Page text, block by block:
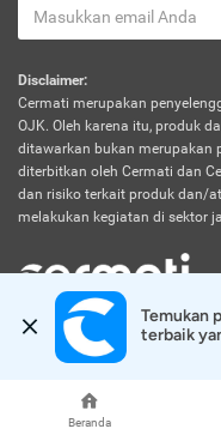
Beranda
Disclaimer:
Cermati merupakan
OJK. Oleh karena itu, produk
ditawarkan bukan merupakan
diterbitkan oleh Cermati dan
dan risiko terkait produk dan/
melakukan kegiatan di sektor
© 2026 Cermati. All Rights
Temukan
terbaik